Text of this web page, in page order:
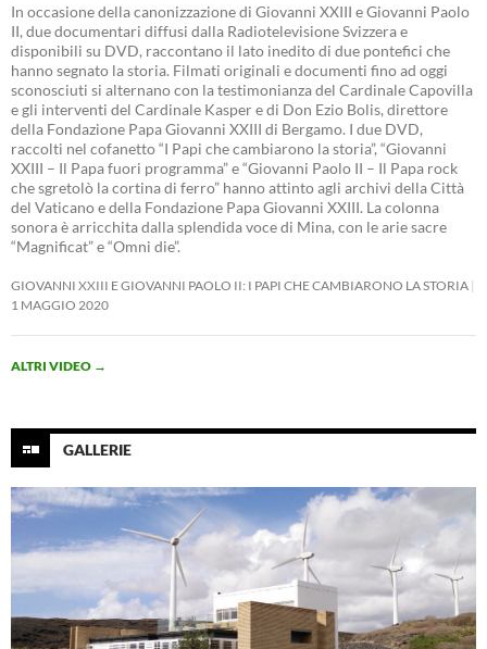
In occasione della canonizzazione di Giovanni XXIII e Giovanni Paolo
II, due documentari diffusi dalla Radiotelevisione Svizzera e
disponibili su DVD, raccontano il lato inedito di due pontefici che
hanno segnato la storia. Filmati originali e documenti fino ad oggi
sconosciuti si alternano con la testimonianza del Cardinale Capovilla
e gli interventi del Cardinale Kasper e di Don Ezio Bolis, direttore
della Fondazione Papa Giovanni XXIII di Bergamo. I due DVD,
raccolti nel cofanetto “I Papi che cambiarono la storia”, “Giovanni
XXIII – Il Papa fuori programma” e “Giovanni Paolo II – Il Papa rock
che sgretolò la cortina di ferro” hanno attinto agli archivi della Città
del Vaticano e della Fondazione Papa Giovanni XXIII. La colonna
sonora è arricchita dalla splendida voce di Mina, con le arie sacre
“Magnificat” e “Omni die”.
GIOVANNI XXIII E GIOVANNI PAOLO II: I PAPI CHE CAMBIARONO LA STORIA
1 MAGGIO 2020
ALTRI VIDEO →
GALLERIE